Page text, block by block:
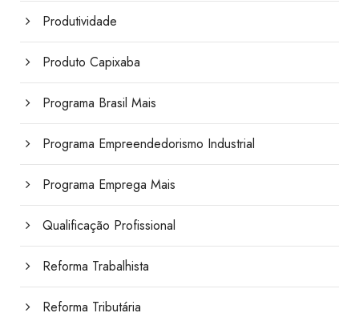
Produtividade
Produto Capixaba
Programa Brasil Mais
Programa Empreendedorismo Industrial
Programa Emprega Mais
Qualificação Profissional
Reforma Trabalhista
Reforma Tributária